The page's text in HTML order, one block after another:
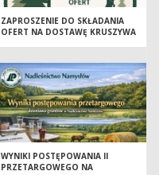
ZAPROSZENIE DO SKŁADANIA
OFERT NA DOSTAWĘ KRUSZYWA
WYNIKI POSTĘPOWANIA II
PRZETARGOWEGO NA